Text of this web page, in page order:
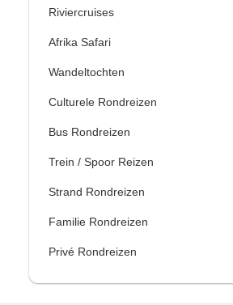
Riviercruises
Afrika Safari
Wandeltochten
Culturele Rondreizen
Bus Rondreizen
Trein / Spoor Reizen
Strand Rondreizen
Familie Rondreizen
Privé Rondreizen